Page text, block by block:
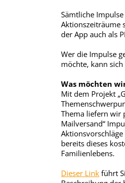
Sämtliche
Aktionszeiträume
der App auch als
Wer die Impulse
möchte, kann sich
Was möchten
Mit dem Projekt
Thema liefern wir
Mailversand“
bereits dieses
Familienlebens.
Dieser Link führt